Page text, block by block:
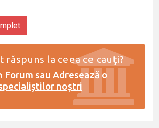
răspuns la ceea ce cauți?
Forum sau Adresează o
noștri